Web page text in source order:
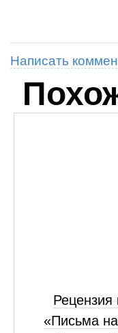
Написать
Рецензия
«Письма